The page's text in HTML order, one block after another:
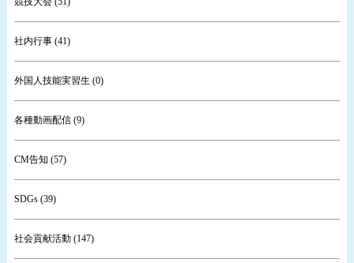
社内行事 (41)
外国人技能実習生 (0)
各種動画配信 (9)
CM告知 (57)
SDGs (39)
社会貢献活動 (147)